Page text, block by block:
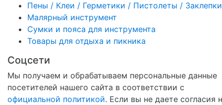
Пены / Клеи / Герметики / Пистолеты / Заклепки
Малярный инструмент
Сумки и пояса для инструмента
Товары для отдыха и пикника
Соцсети
Мы получаем и обрабатываем персональные данные
посетителей нашего сайта в соответствии с
официальной политикой. Если вы не даете согласия